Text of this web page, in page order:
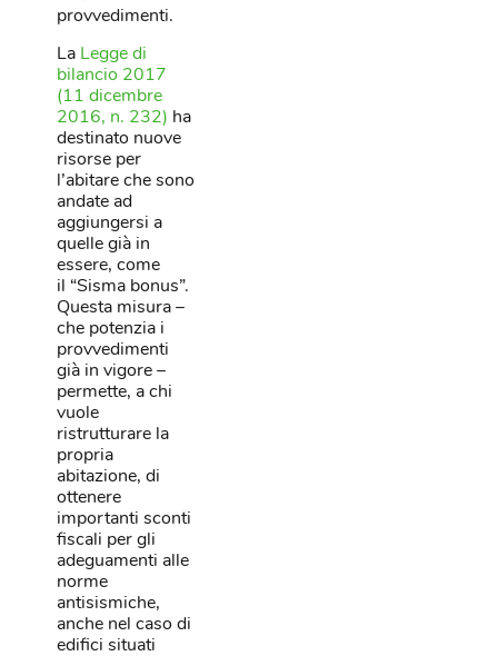
provvedimenti.
La Legge di
bilancio 2017
(11 dicembre
2016, n. 232) ha
destinato nuove
risorse per
l’abitare che sono
andate ad
aggiungersi a
quelle già in
essere, come
il “Sisma bonus”.
Questa misura –
che potenzia i
provvedimenti
già in vigore –
permette, a chi
vuole
ristrutturare la
propria
abitazione, di
ottenere
importanti sconti
fiscali per gli
adeguamenti alle
norme
antisismiche,
anche nel caso di
edifici situati